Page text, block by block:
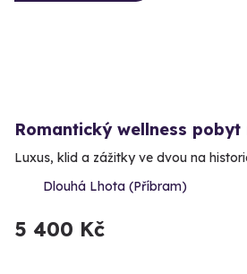
Romantický wellness pobyt
Luxus, klid a zážitky ve dvou na
Dlouhá Lhota (Příbram)
5 400 Kč